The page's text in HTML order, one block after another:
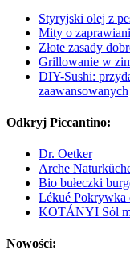
Styryjski olej z
Mity o
Złote zasady
Grillowanie w
DIY-Sushi:
zaawansowanych
Odkryj Piccantino:
Dr. Oetker
Arche
Bio bułeczki
Lékué Pokrywka
KOTÁNYI Sól
Nowości: